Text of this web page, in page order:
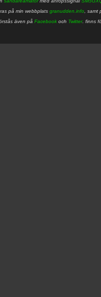
på min webbplats granudden.info ,
även på Facebook och Twitter. finns